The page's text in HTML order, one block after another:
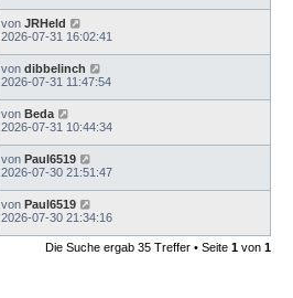
von JRHeld
2026-07-31 16:02:41
von dibbelinch
2026-07-31 11:47:54
von Beda
2026-07-31 10:44:34
von Paul6519
2026-07-30 21:51:47
von Paul6519
2026-07-30 21:34:16
Die Suche ergab 35 Treffer • Seite 1 von 1